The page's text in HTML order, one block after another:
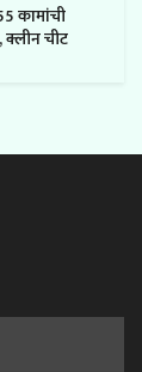
कामांची
चीट